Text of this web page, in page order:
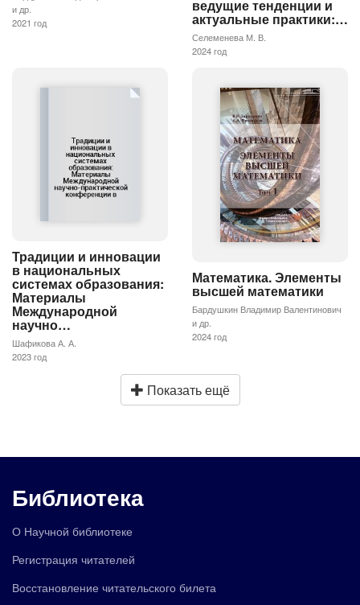
и др.
2021 год
ведущие тенденции и
актуальные практики:…
Селеменева М. В.
2024 год
Традиции и инновации
в национальных
системах образования:
Материалы
Международной
научно…
Шафикова А. А.
2023 год
Математика. Элементы
высшей математики
Бардушкин Владимир Валентинович
и др.
2024 год
Показать ещё
Библиотека
О Научной библиотеке
Регистрация читателей
Восстановление читательского билета